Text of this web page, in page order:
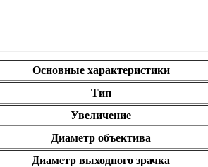
Основные характеристики
Тип
Увеличение
Диаметр объектива
Диаметр выходного зрачка